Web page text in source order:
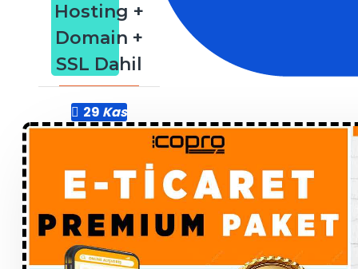
Hosting +
Domain +
SSL Dahil
29 Kas